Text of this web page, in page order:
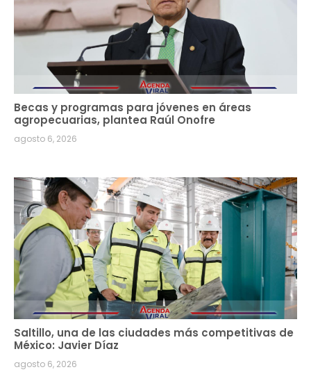
Becas y programas para jóvenes en áreas
agropecuarias, plantea Raúl Onofre
agosto 6, 2026
Saltillo, una de las ciudades más competitivas de
México: Javier Díaz
agosto 6, 2026